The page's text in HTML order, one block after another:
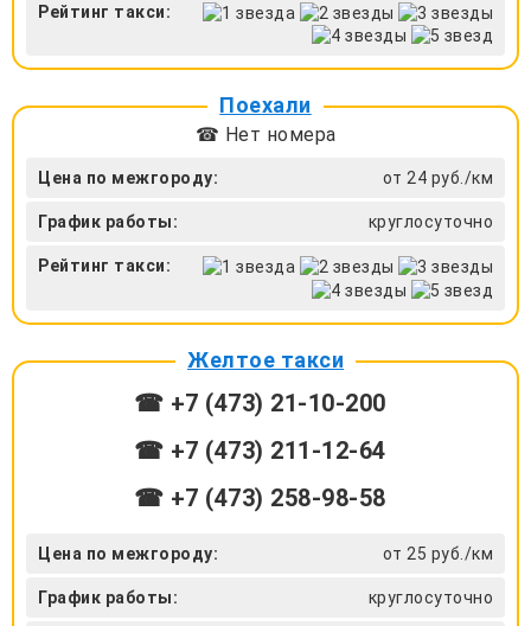
Рейтинг такси:
Поехали
☎ Нет номера
Цена по межгороду: от 24 руб./км
График работы: круглосуточно
Рейтинг такси:
Желтое такси
☎ +7 (473) 21-10-200
☎ +7 (473) 211-12-64
☎ +7 (473) 258-98-58
Цена по межгороду: от 25 руб./км
График работы: круглосуточно